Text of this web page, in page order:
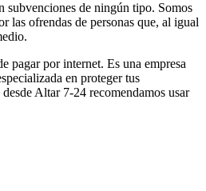
subvenciones de ningún tipo. Somos
las ofrendas de personas que, al igual
pagar por internet. Es una empresa
en proteger tus
Altar 7-24 recomendamos usar